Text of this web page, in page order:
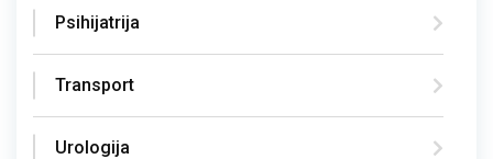
Psihijatrija
Transport
Urologija